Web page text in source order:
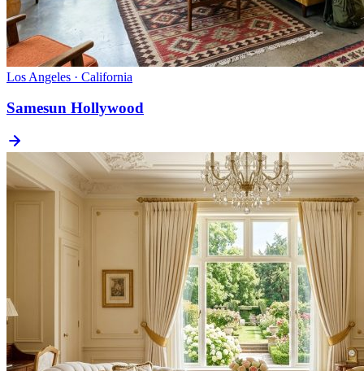
Los Angeles · California
Samesun Hollywood